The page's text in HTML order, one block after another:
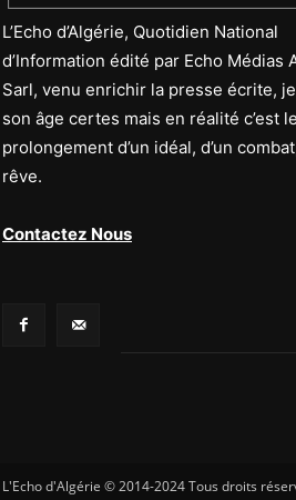
L’Echo d’Algérie, Quotidien National
d’Information édité par Echo Médias
Sarl, venu enrichir la presse écrite,
son âge certes mais en réalité c’est le
prolongement d’un idéal, d’un
rêve.
Contactez Nous
L'Echo d'Algérie © 2014-2024 Tous droits